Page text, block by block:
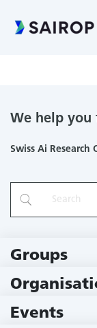
professional
We help
Swiss Ai
Groups
Events